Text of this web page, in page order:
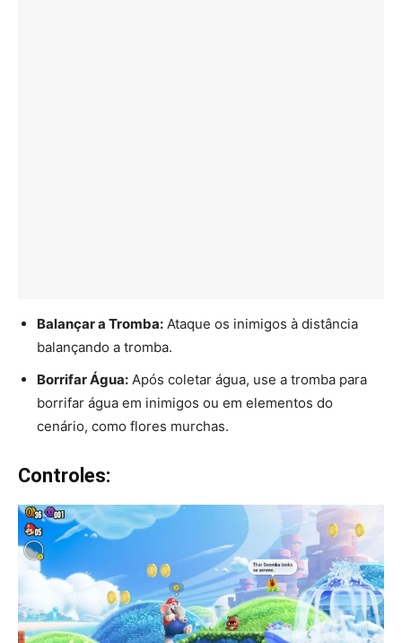
Balançar a Tromba: Ataque os inimigos à distância
balançando a tromba.
Borrifar Água: Após coletar água, use a tromba para
borrifar água em inimigos ou em elementos do
cenário, como flores murchas.
Controles: